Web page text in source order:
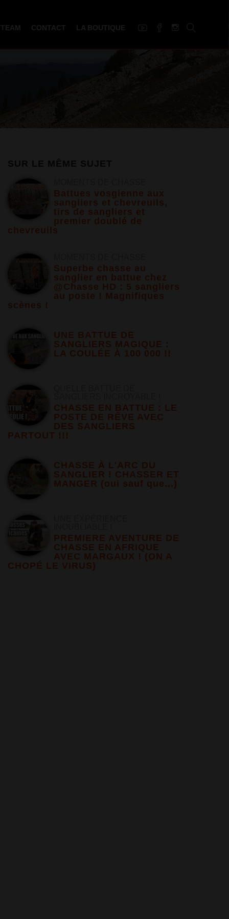
CONTACT LA BOUTIQUE
Battues vosgienne aux
sangliers et chevreuils,
tirs de sangliers et
premier doublé de
chevreuils
Superbe chasse au
sanglier en battue chez
@Chasse HD : 5 sangliers
au poste ! Magnifiques
scènes !
UNE BATTUE DE
SANGLIERS MAGIQUE :
LA COULÉE À 100 000 !!
CHASSE EN BATTUE : LE
POSTE DE RÊVE AVEC
DES SANGLIERS
PARTOUT !!!
CHASSE À L'ARC DU
SANGLIER ! CHASSER ET
MANGER (oui sauf que...)
PREMIERE AVENTURE DE
CHASSE EN AFRIQUE
AVEC MARGAUX ! (ON A
CHOPÉ LE VIRUS)